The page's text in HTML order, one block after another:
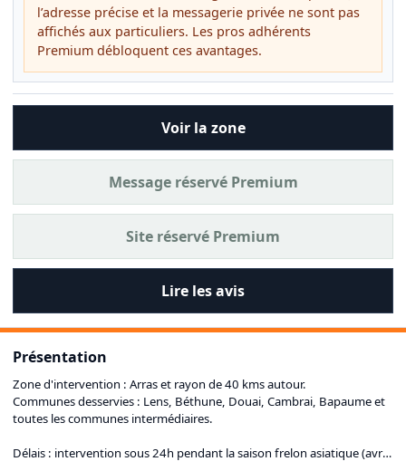
Présentation
Zone d'intervention : Arras et rayon de 40 kms autour.
Communes desservies : Lens, Béthune, Douai, Cambrai, Bapaume et
toutes les communes intermédiaires.
Délais : intervention sous 24h pendant la saison frelon asiatique (avril
l’adresse précise et la messagerie privée ne sont pas
affichés aux particuliers. Les pros adhérents
Premium débloquent ces avantages.
Voir la zone
Message réservé Premium
Site réservé Premium
Lire les avis